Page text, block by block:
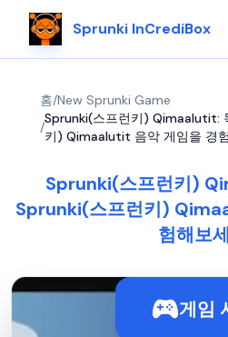
Sprunki InCrediBox
홈/New Sprunki Game
/
Sprunki(스프런키) Qimaalutit:
키) Qimaalutit 음악 게임을 경
Sprunki(스프런키)
Sprunki(스프런키)
험해보
게임